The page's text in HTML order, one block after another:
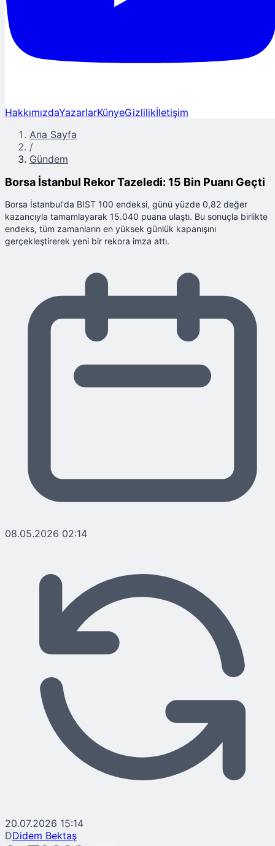
HakkımızdaYazarlarKünyeGizlilikİletişim
Ana Sayfa
/
Gündem
Borsa İstanbul Rekor Tazeledi: 15 Bin Puanı Geçti
Borsa İstanbul'da BIST 100 endeksi, günü yüzde 0,82 değer
kazancıyla tamamlayarak 15.040 puana ulaştı. Bu sonuçla birlikte
endeks, tüm zamanların en yüksek günlük kapanışını
gerçekleştirerek yeni bir rekora imza attı.
08.05.2026 02:14
20.07.2026 15:14
DDidem Bektaş